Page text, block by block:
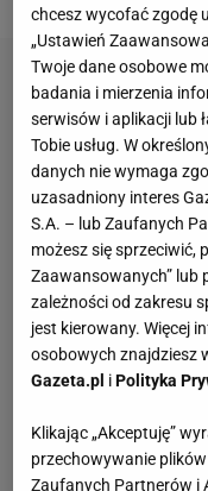
chcesz wycofać zgodę
„Ustawień
Twoje dane osobowe
badania i mierzenia
serwisów i aplikacji lub
Tobie usług. W
danych nie wymaga
uzasadniony interes
S.A. – lub Zaufanych
możesz się sprzeciwić,
Zaawansowanych” lub
zależności od zakresu
jest kierowany. Więcej
osobowych znajdziesz
Gazeta.pl iPolityka
Klikając „Akceptuję”
przechowywanie
Zaufanych Partnerów i